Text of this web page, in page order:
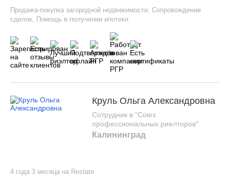
Продажа-покупка загородной недвижимости Сопровождение
сделок
Помощь в получении ипотеки
Круль Ольга Александровна
Сотрудник в "Союз
профессиональных риелторов"
Калининград
4 года 3 месяца на Restate